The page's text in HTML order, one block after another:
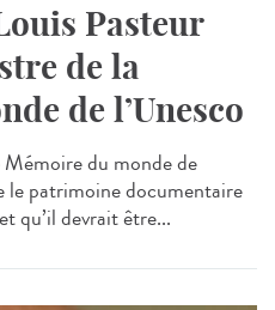
Pasteur
de la
de l’Unesco
du monde de
le patrimoine documentaire
qu’il devrait être...